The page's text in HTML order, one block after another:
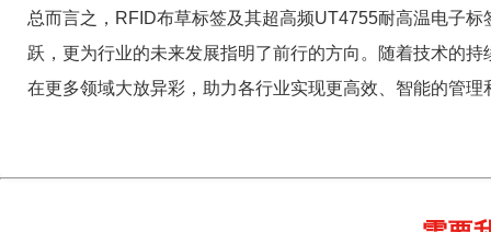
总而言之，RFID布草标签及其超高频UT4755耐高温电子
跃，更为行业的未来发展指明了前行的方向。随着技术的
在更多领域大放异彩，助力各行业实现更高效、智能的管